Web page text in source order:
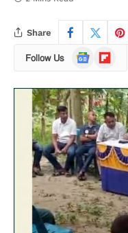
Share
Follow Us
Google
News
Flipboard